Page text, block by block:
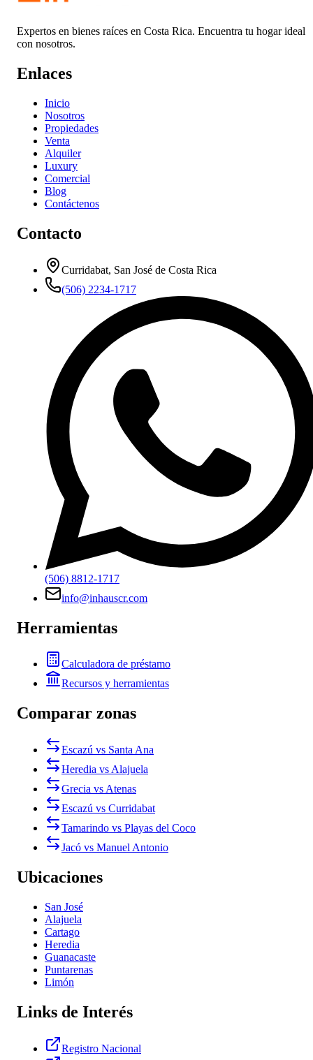
Expertos en bienes raíces en Costa Rica. Encuentra tu hogar ideal
con nosotros.
Enlaces
Inicio
Nosotros
Propiedades
Venta
Alquiler
Luxury
Comercial
Blog
Contáctenos
Contacto
Curridabat, San José de Costa Rica
(506) 2234-1717
(506) 8812-1717
info@inhauscr.com
Herramientas
Calculadora de préstamo
Recursos y herramientas
Comparar zonas
Escazú vs Santa Ana
Heredia vs Alajuela
Grecia vs Atenas
Escazú vs Curridabat
Tamarindo vs Playas del Coco
Jacó vs Manuel Antonio
Ubicaciones
San José
Alajuela
Cartago
Heredia
Guanacaste
Puntarenas
Limón
Links de Interés
Registro Nacional